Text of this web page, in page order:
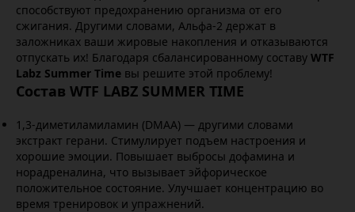
способствуют предохранению организма от его
сжигания. Другими словами, Альфа-2 держат в
заложниках ваши жировые накопления и отказываются
отпускать их! Благодаря сбалансированному составу WTF
Labz Summer Time вы решите этой проблему!
Состав WTF LABZ SUMMER TIME
1,3-диметиламиламин (DMAA) — другими словами
экстракт герани. Стимулирует подъем настроения и
хорошие эмоции. Повышает выбросы дофамина и
норадреналина, что вызывает эйфорическое
положительное состояние. Улучшает концентрацию во
время тренировок и упражнений.